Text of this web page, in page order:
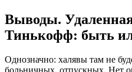
Выводы.
Тинькофф: быть
Однозначно: халявы там не